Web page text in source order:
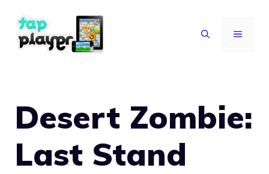
contenuto
MENU
Desert Zombie:
Last Stand